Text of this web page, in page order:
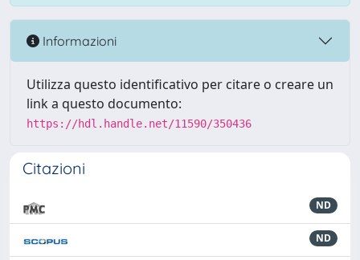
Informazioni
Utilizza questo identificativo per citare o creare un
link a questo documento:
https://hdl.handle.net/11590/350436
Citazioni
ND
ND